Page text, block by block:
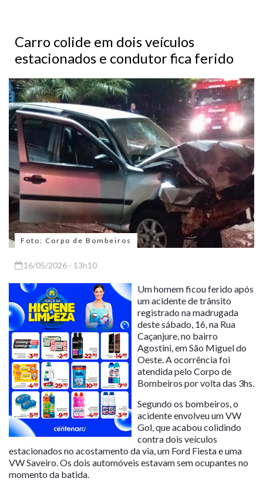
Carro colide em dois veículos
estacionados e condutor fica ferido
Foto: Corpo de Bombeiros
16/05/2026 - 13h10
Um homem ficou ferido após
um acidente de trânsito
registrado na madrugada
deste sábado, 16, na Rua
Caçanjure, no bairro
Agostini, em São Miguel do
Oeste. A ocorrência foi
atendida pelo Corpo de
Bombeiros por volta das 3hs.
Segundo os bombeiros, o
acidente envolveu um VW
Gol, que acabou colidindo
contra dois veículos
estacionados no acostamento da via, um Ford Fiesta e uma
VW Saveiro. Os dois automóveis estavam sem ocupantes no
momento da batida.